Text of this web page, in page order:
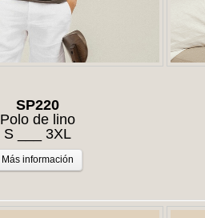
SP220
Polo de lino
S ___ 3XL
Más información